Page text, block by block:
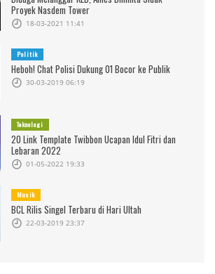
Proyek Nasdem Tower
18-03-2021 11:41
Politik
Heboh! Chat Polisi Dukung 01 Bocor ke Publik
30-03-2019 06:19
Teknologi
20 Link Template Twibbon Ucapan Idul Fitri dan
Lebaran 2022
01-05-2022 19:33
Musik
BCL Rilis Singel Terbaru di Hari Ultah
22-03-2019 23:37